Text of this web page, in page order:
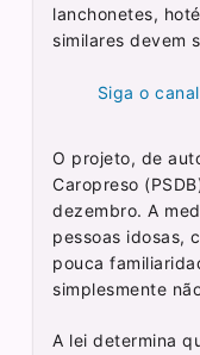
lanchonetes,
similares devem
Siga o
O projeto, de
Caropreso
dezembro. A
pessoas idosas,
pouca
simplesmente
A lei determina